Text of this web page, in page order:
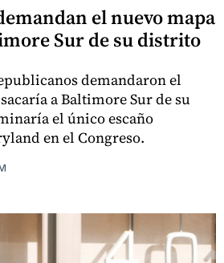
el nuevo mapa
Sur de su distrito
demandaron el
a Baltimore Sur de su
el único escaño
en el Congreso.